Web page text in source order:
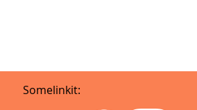
Somelinkit: